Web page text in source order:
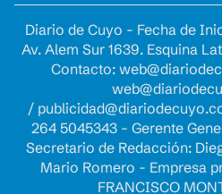
Diario de Cuyo - Fecha de
Av. Alem Sur 1639. Esquina
Contacto:
/
264 5045343 - Gerente
Secretario de Redacción:
Mario Romero - Empresa
FRANCISCO